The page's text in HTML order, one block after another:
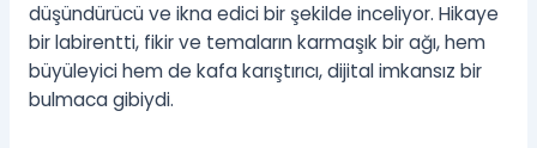
düşündürücü ve ikna edici bir şekilde inceliyor. Hikaye
bir labirentti, fikir ve temaların karmaşık bir ağı, hem
büyüleyici hem de kafa karıştırıcı, dijital imkansız bir
bulmaca gibiydi.